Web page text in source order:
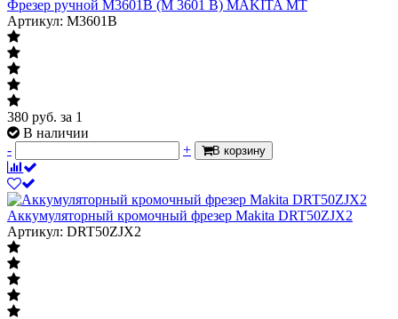
Фрезер ручной M3601B (M 3601 B) MAKITA MT
Артикул: M3601B
380 руб. за 1
В наличии
-
+ В корзину
Аккумуляторный кромочный фрезер Makita DRT50ZJX2
Артикул: DRT50ZJX2